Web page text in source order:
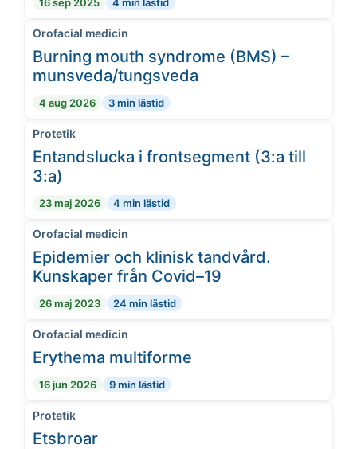
Orofacial medicin
Burning mouth syndrome (BMS) –
munsveda/tungsveda
4 aug 2026 3 min lästid
Protetik
Entandslucka i frontsegment (3:a till
3:a)
23 maj 2026 4 min lästid
Orofacial medicin
Epidemier och klinisk tandvård.
Kunskaper från Covid–19
26 maj 2023 24 min lästid
Orofacial medicin
Erythema multiforme
16 jun 2026 9 min lästid
Protetik
Etsbroar